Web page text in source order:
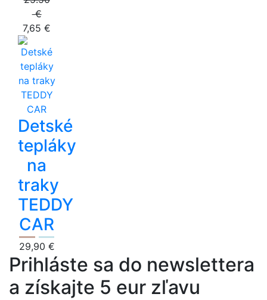
€
7,65 €
Detské
tepláky
na
traky
TEDDY
CAR
29,90 €
Prihláste sa do newslettera
a získajte 5 eur zľavu